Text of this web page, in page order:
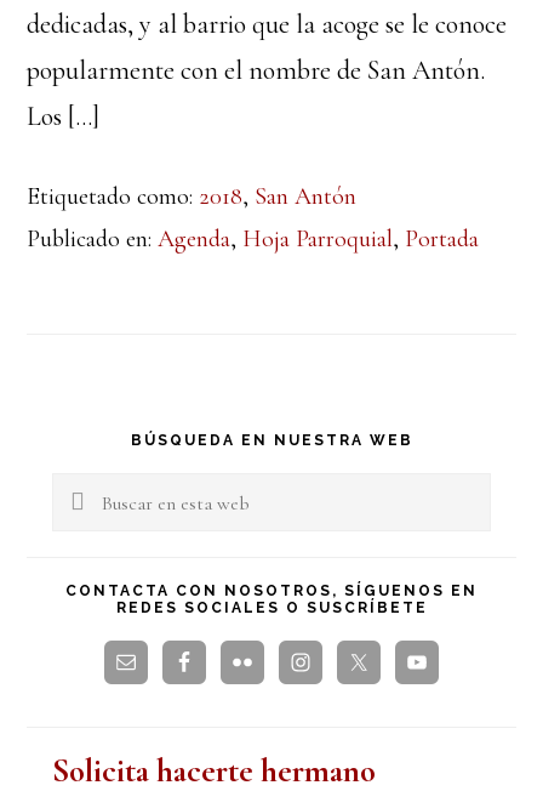
dedicadas, y al barrio que la acoge se le conoce
popularmente con el nombre de San Antón.
Los […]
Etiquetado como: 2018, San Antón
Publicado en:Agenda, Hoja Parroquial, Portada
Barra
lateral
BÚSQUEDA EN NUESTRA WEB
Buscar
esta
CONTACTA CON NOSOTROS, SÍGUENOS EN
REDES SOCIALES O SUSCRÍBETE
Solicita hacerte hermano